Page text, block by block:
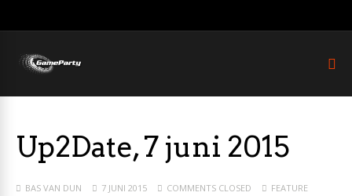
Up2Date, 7 juni 2015
BAS VAN DUN 7 JUNI 2015 COMMENTS CLOSED FEATURE